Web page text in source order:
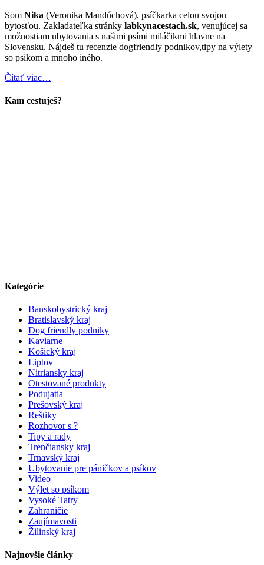
Som Nika (Veronika Mandúchová), psíčkarka celou svojou
bytosťou. Zakladateľka stránky labkynacestach.sk, venujúcej sa
možnostiam ubytovania s našimi psími miláčikmi hlavne na
Slovensku. Nájdeš tu recenzie dogfriendly podnikov,tipy na výlety
so psíkom a mnoho iného.
Čítať viac…
Kam cestuješ?
Kategórie
Banskobystrický kraj
Bratislavský kraj
Dog friendly podniky
Kaviarne
Košický kraj
Liptov
Nitriansky kraj
Otestované produkty
Podujatia
Prešovský kraj
Reštiky
Rozhovor s ?
Tipy a rady
Trenčiansky kraj
Trnavský kraj
Ubytovanie pre páničkov a psíkov
Video
Výlet so psíkom
Vysoké Tatry
Zahraničie
Zaujímavosti
Žilinský kraj
Najnovšie články